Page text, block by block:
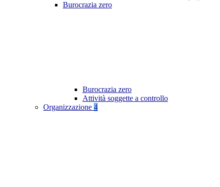
Burocrazia zero
Burocrazia zero
Attività soggette a controllo
Organizzazione 4